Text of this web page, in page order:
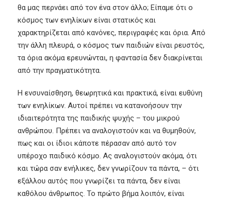
θα μας περνάει από τον ένα στον άλλο; Είπαμε ότι ο
κόσμος των ενηλίκων είναι στατικός και
χαρακτηρίζεται από κανόνες, περιγραφές και όρια. Από
την άλλη πλευρά, ο κόσμος των παιδιών είναι ρευστός,
τα όρια ακόμα ερευνώνται, η φαντασία δεν διακρίνεται
από την πραγματικότητα.
H ενσυναίσθηση, θεωρητικά και πρακτικά, είναι ευθύνη
των ενηλίκων. Αυτοί πρέπει να κατανοήσουν την
ιδιαιτερότητα της παιδικής ψυχής – του μικρού
ανθρώπου. Πρέπει να αναλογιστούν και να θυμηθούν,
πως και οι ίδιοι κάποτε πέρασαν από αυτό τον
υπέροχο παιδικό κόσμο. Ας αναλογιστούν ακόμα, ότι
και τώρα σαν ενήλικες, δεν γνωρίζουν τα πάντα, – ότι
εξάλλου αυτός που γνωρίζει τα πάντα, δεν είναι
καθόλου άνθρωπος. Το πρώτο βήμα λοιπόν, είναι